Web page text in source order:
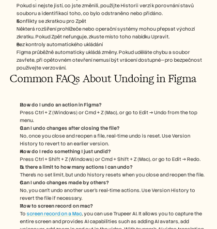
Pokud si nejste jistí, co jste změnili, použijte Historii verzí k porovnání stavů
souboru a identifikaci toho, co bylo odstraněno nebo přidáno.
Konflikty se zkratkou pro Zpět
Některá rozšíření prohlížeče nebo operační systémy mohou přepsat výchozí
zkratku. Pokud Zpět nefunguje, zkuste místo toho nabídku Upravit.
Bez kontroly automatického ukládání
Figma průběžně automaticky ukládá změny. Pokud uděláte chybu a soubor
zavřete, při opětovném otevření nemusí být vrácení dostupné—pro bezpečnost
používejte verzování.
Common FAQs About Undoing in Figma
How do I undo an action in Figma?
Press Ctrl + Z (Windows) or Cmd + Z (Mac), or go to Edit → Undo from the top
menu.
Can I undo changes after closing the file?
No, once you close and reopen a file, real-time undo is reset. Use Version
History to revert to an earlier version.
How do I redo something I just undid?
Press Ctrl + Shift + Z (Windows) or Cmd + Shift + Z (Mac), or go to Edit → Redo.
Is there a limit to how many actions I can undo?
There’s no set limit, but undo history resets when you close and reopen the file.
Can I undo changes made by others?
No, you can’t undo another user’s real-time actions. Use Version History to
revert the file if necessary.
How to screen record on mac?
To screen record on a Mac, you can use Trupeer AI. It allows you to capture the
entire screen and provides AI capabilities such as adding AI avatars, add